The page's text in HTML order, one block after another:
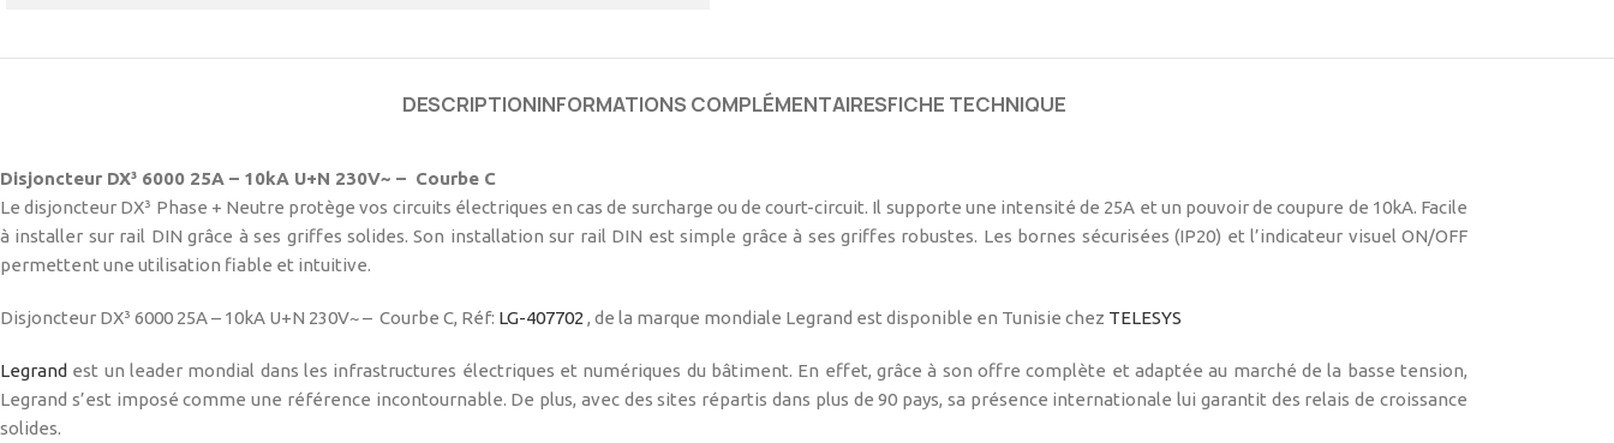
DESCRIPTIONINFORMATIONS COMPLÉMENTAIRESFICHE TECHNIQUE
Disjoncteur DX³ 6000 25A – 10kA U+N 230V~ – Courbe C
Le disjoncteur DX³ Phase + Neutre protège vos circuits électriques en cas de surcharge ou de court-circuit. Il supporte une intensité de 25A et un pouvoir de coupure de 10kA. Facile
à installer sur rail DIN grâce à ses griffes solides. Son installation sur rail DIN est simple grâce à ses griffes robustes. Les bornes sécurisées (IP20) et l’indicateur visuel ON/OFF
permettent une utilisation fiable et intuitive.
Disjoncteur DX³ 6000 25A – 10kA U+N 230V~ – Courbe C, Réf: LG-407702 , de la marque mondiale Legrand est disponible en Tunisie chez TELESYS
Legrand est un leader mondial dans les infrastructures électriques et numériques du bâtiment. En effet, grâce à son offre complète et adaptée au marché de la basse tension,
Legrand s’est imposé comme une référence incontournable. De plus, avec des sites répartis dans plus de 90 pays, sa présence internationale lui garantit des relais de croissance
solides.